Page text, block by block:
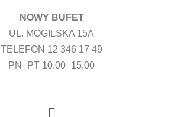
NOWY BUFET
UL. MOGILSKA 15A
TELEFON 12 346 17 49
PN–PT 10.00–15.00
Menu